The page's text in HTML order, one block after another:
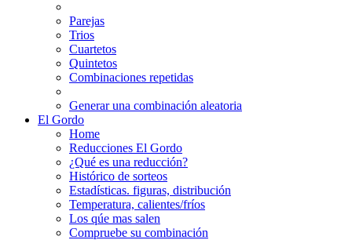
Parejas
Trios
Cuartetos
Quintetos
Combinaciones repetidas
Generar una combinación aleatoria
El Gordo
Home
Reducciones El Gordo
¿Qué es una reducción?
Histórico de sorteos
Estadísticas. figuras, distribución
Temperatura, calientes/fríos
Los qúe mas salen
Compruebe su combinación